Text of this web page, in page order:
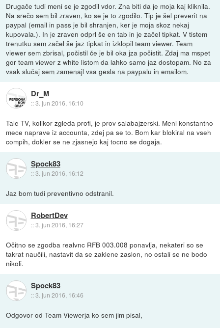
Drugače tudi meni se je zgodil vdor. Zna biti da je moja kaj kliknila.
Na srečo sem bil zraven, ko se je to zgodilo. Tip je šel preverit na
paypal (email in pass je bil shranjen, ker je moja skoz nekaj
kupovala.). In je zraven odprl še en tab in je začel tipkat. V tistem
trenutku sem začel še jaz tipkat in izklopil team viewer. Team
viewer sem zbrisal, počistil če je bil oka jza počistit. Zdaj ma mspet
gor team viewer z white listom da lahko samo jaz dostopam. No za
vsak slučaj sem zamenajl vsa gesla na paypalu in emailom.
Dr_M
::3. jun 2016, 16:10
Tale TV, kolikor zgleda profi, je prov salabajzerski. Meni konstantno
mece naprave iz accounta, zdej pa se to. Bom kar blokiral na vseh
compih, dokler se ne zjasnejo kaj tocno se dogaja.
Spock83
::3. jun 2016, 16:12
Jaz bom tudi preventivno odstranil.
RobertDev
::3. jun 2016, 16:27
Očitno se zgodba realvnc RFB 003.008 ponavlja, nekateri so se
takrat naučili, nastavit da se zaklene zaslon, no ostali se ne bodo
nikoli.
Spock83
::3. jun 2016, 16:46
Odgovor od Team Viewerja ko sem jim pisal,